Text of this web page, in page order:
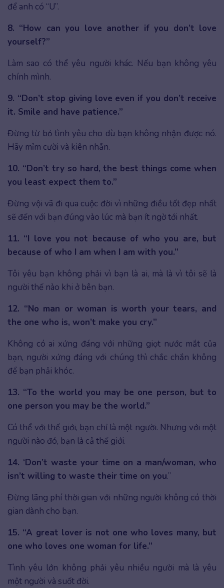
để anh có “U”.
8. “How can you love another if you don’t love
yourself?”
Làm sao có thể yêu người khác. Nếu bạn không yêu
chính mình.
9. “Don’t stop giving love even if you don’t receive
it. Smile and have patience.”
Đừng từ bỏ tình yêu cho dù bạn không nhận được nó.
Hãy mỉm cười và kiên nhẫn.
10. “Don’t try so hard, the best things come when
you least expect them to.”
Đừng vội vã đi qua cuộc đời vì những điều tốt đẹp nhất
sẽ đến với bạn đúng vào lúc mà bạn ít ngờ tới nhất.
11. “I love you not because of who you are, but
because of who I am when I am with you.”
Tôi yêu bạn không phải vì bạn là ai, mà là vì tôi sẽ là
người thế nào khi ở bên bạn.
12. “No man or woman is worth your tears, and
the one who is, won’t make you cry.”
Không có ai xứng đáng với những giọt nước mắt của
bạn, người xứng đáng với chúng thì chắc chắn không
để bạn phải khóc.
13. “To the world you may be one person, but to
one person you may be the world.”
Có thể với thế giới, bạn chỉ là một người. Nhưng với một
người nào đó, bạn là cả thế giới.
14. ‘Don’t waste your time on a man/woman, who
isn’t willing to waste their time on you.”
Đừng lãng phí thời gian với những người không có thời
gian dành cho bạn.
15. “A great lover is not one who loves many, but
one who loves one woman for life.”
Tình yêu lớn không phải yêu nhiều người mà là yêu
một người và suốt đời.